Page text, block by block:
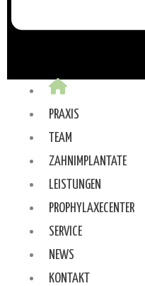
PRAXIS
TEAM
ZAHNIMPLANTATE
LEISTUNGEN
PROPHYLAXECENTER
SERVICE
NEWS
KONTAKT